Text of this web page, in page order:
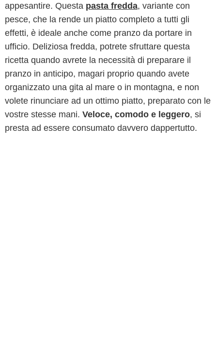
appesantire. Questa pasta fredda, variante con
pesce, che la rende un piatto completo a tutti gli
effetti, è ideale anche come pranzo da portare in
ufficio. Deliziosa fredda, potrete sfruttare questa
ricetta quando avrete la necessità di preparare il
pranzo in anticipo, magari proprio quando avete
organizzato una gita al mare o in montagna, e non
volete rinunciare ad un ottimo piatto, preparato con le
vostre stesse mani. Veloce, comodo e leggero, si
presta ad essere consumato davvero dappertutto.